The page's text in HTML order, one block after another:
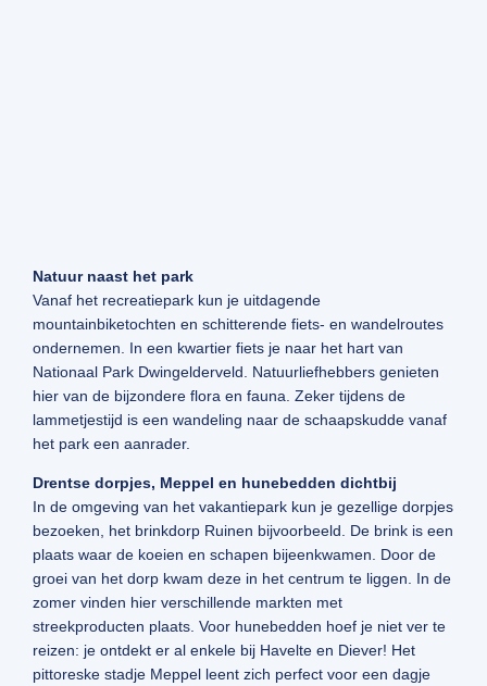
Natuur naast het park
Vanaf het recreatiepark kun je uitdagende
mountainbiketochten en schitterende fiets- en wandelroutes
ondernemen. In een kwartier fiets je naar het hart van
Nationaal Park Dwingelderveld. Natuurliefhebbers genieten
hier van de bijzondere flora en fauna. Zeker tijdens de
lammetjestijd is een wandeling naar de schaapskudde vanaf
het park een aanrader.
Drentse dorpjes, Meppel en hunebedden dichtbij
In de omgeving van het vakantiepark kun je gezellige dorpjes
bezoeken, het brinkdorp Ruinen bijvoorbeeld. De brink is een
plaats waar de koeien en schapen bijeenkwamen. Door de
groei van het dorp kwam deze in het centrum te liggen. In de
zomer vinden hier verschillende markten met
streekproducten plaats. Voor hunebedden hoef je niet ver te
reizen: je ontdekt er al enkele bij Havelte en Diever! Het
pittoreske stadje Meppel leent zich perfect voor een dagje